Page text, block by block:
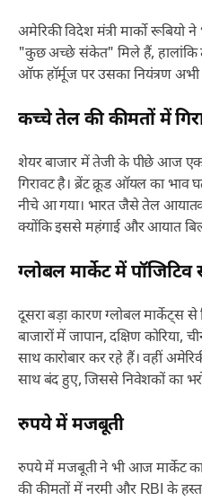
अमेरिकी विदेश मंत्री मार्को रूबियो
"कुछ अच्छे संकेत" मिले हैं, हालांकि
ऑफ हॉर्मूज पर उसका नियंत्रण
कच्चे तेल की कीमतों में
शेयर बाजार में तेजी के पीछे आज
गिरावट है। ब्रेंट क्रूड ऑयल का भाव
नीचे आ गया। भारत जैसे तेल
क्योंकि इससे महंगाई और आयात
ग्लोबल मार्केट में
दूसरा बड़ा कारण ग्लोबल मार्केट्स
बाजारों में जापान, दक्षिण
साथ कारोबार कर रहे हैं। वहीं
साथ बंद हुए, जिससे निवेशकों का
रुपये में मजबूती
रुपये में मजबूती ने भी आज मार्केट
की कीमतों में नरमी और RBI के